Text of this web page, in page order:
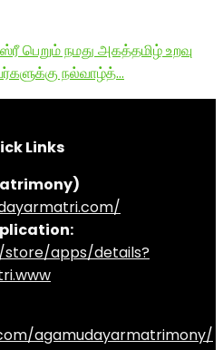
பெறும் நமது அகத்தமிழ் உறவு
நல்வாழ்த்…
Links
apps/details?
agamudayarmatrimony/